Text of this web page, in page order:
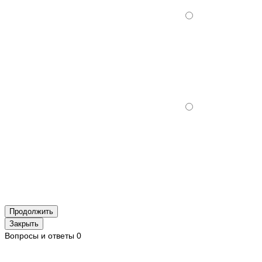
Продолжить
Закрыть
Вопросы и ответы 0